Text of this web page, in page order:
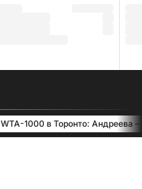
WTA-1000 в Торонто: Андреева